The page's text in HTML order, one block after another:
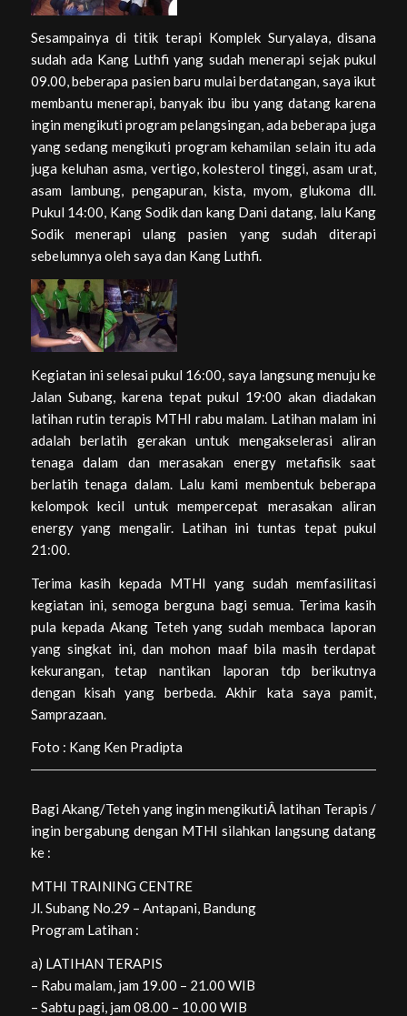
Sesampainya di titik terapi Komplek Suryalaya, disana
sudah ada Kang Luthfi yang sudah menerapi sejak pukul
09.00, beberapa pasien baru mulai berdatangan, saya ikut
membantu menerapi, banyak ibu ibu yang datang karena
ingin mengikuti program pelangsingan, ada beberapa juga
yang sedang mengikuti program kehamilan selain itu ada
juga keluhan asma, vertigo, kolesterol tinggi, asam urat,
asam lambung, pengapuran, kista, myom, glukoma dll.
Pukul 14:00, Kang Sodik dan kang Dani datang, lalu Kang
Sodik menerapi ulang pasien yang sudah diterapi
sebelumnya oleh saya dan Kang Luthfi.
Kegiatan ini selesai pukul 16:00, saya langsung menuju ke
Jalan Subang, karena tepat pukul 19:00 akan diadakan
latihan rutin terapis MTHI rabu malam. Latihan malam ini
adalah berlatih gerakan untuk mengakselerasi aliran
tenaga dalam dan merasakan energy metafisik saat
berlatih tenaga dalam. Lalu kami membentuk beberapa
kelompok kecil untuk mempercepat merasakan aliran
energy yang mengalir. Latihan ini tuntas tepat pukul
21:00.
Terima kasih kepada MTHI yang sudah memfasilitasi
kegiatan ini, semoga berguna bagi semua. Terima kasih
pula kepada Akang Teteh yang sudah membaca laporan
yang singkat ini, dan mohon maaf bila masih terdapat
kekurangan, tetap nantikan laporan tdp berikutnya
dengan kisah yang berbeda. Akhir kata saya pamit,
Samprazaan.
Foto : Kang Ken Pradipta
Bagi Akang/Teteh yang ingin mengikutiÂ latihan Terapis /
ingin bergabung dengan MTHI silahkan langsung datang
ke :
MTHI TRAINING CENTRE
Jl. Subang No.29 – Antapani, Bandung
Program Latihan :
a) LATIHAN TERAPIS
– Rabu malam, jam 19.00 – 21.00 WIB
– Sabtu pagi, jam 08.00 – 10.00 WIB